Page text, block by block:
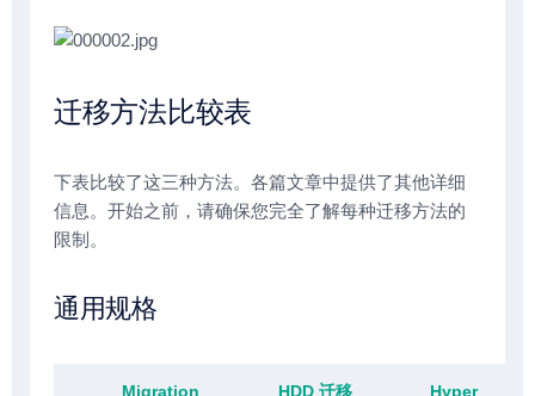
迁移方法比较表
下表比较了这三种方法。各篇文章中提供了其他详细
信息。开始之前，请确保您完全了解每种迁移方法的
限制。
通用规格
Migration
HDD 迁移
Hyper